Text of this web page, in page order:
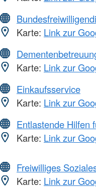
Karte: Link zur
Karte: Link zur
Einkaufsservice
Karte: Link zur
Entlastende Hilfen
Karte: Link zur
Freiwilliges
Karte: Link zur